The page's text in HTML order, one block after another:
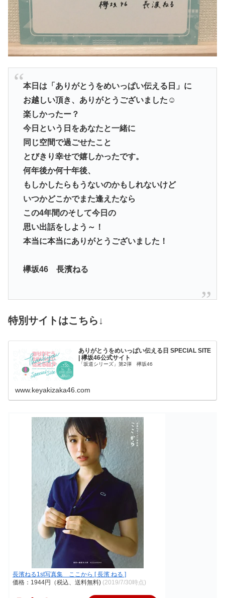
本日は「ありがとうをめいっぱい伝える日」に
お越しい頂き、ありがとうございました☺
楽しかったー？
今日という日をあなたと一緒に
同じ空間で過ごせたこと
とびきり幸せで嬉しかったです。
何年後か何十年後、
もしかしたらもうないのかもしれないけど
いつかどこかでまた逢えたなら
この4年間のそして今日の
思い出話をしよう～！
本当に本当にありがとうございました！
欅坂46 長濱ねる
特別サイトはこちら↓
ありがとうをめいっぱい伝える日 SPECIAL SITE
| 欅坂46公式サイト
「坂道シリーズ」第2弾 欅坂46
www.keyakizaka46.com
長濱ねる1st写真集 ここから [ 長濱 ねる ]
価格：1944円（税込、送料無料) (2019/7/30時点)